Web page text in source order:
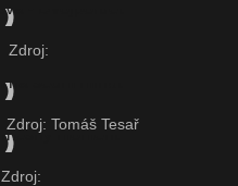
Zdroj:
Zdroj: Tomáš Tesař
Zdroj: